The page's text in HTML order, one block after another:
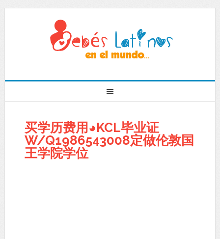
买学历费用◕KCL毕业证
W/Q1986543008定做伦敦国
王学院学位